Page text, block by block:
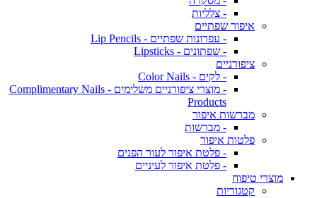
- צלליות
איפור שפתיים
- עפרונות שפתיים - Lip Pencils
- שפתונים - Lipsticks
ציפורניים
- לקים - Color Nails
- מוצרי ציפורניים משלימים - Complimentary Nails
Products
מברשות איפור
- מברשות
פלטות איפור
- פלטת איפור לעור הפנים
- פלטת איפור לעיניים
מוצרי טיפוח
קטגוריות